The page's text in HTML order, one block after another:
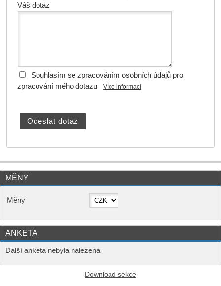
Váš dotaz
Souhlasím se zpracováním osobních údajů pro
zpracování mého dotazu
Více informací
MĚNY
Měny
ANKETA
Další anketa nebyla nalezena
Download sekce